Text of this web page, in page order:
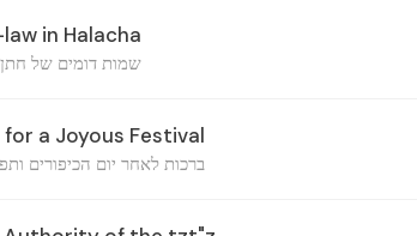
in Halacha
שמות דומים של חתן
a Joyous Festival
ברכות לאחר יום הכיפורים